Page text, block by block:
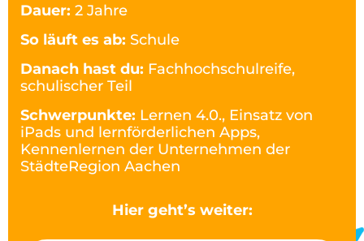
Dauer: 2 Jahre
So läuft es ab: Schule
Danach hast du: Fachhochschulreife,
schulischer Teil
Schwerpunkte: Lernen 4.0., Einsatz von
iPads und lernförderlichen Apps,
Kennenlernen der Unternehmen der
StädteRegion Aachen
Hier geht’s weiter: